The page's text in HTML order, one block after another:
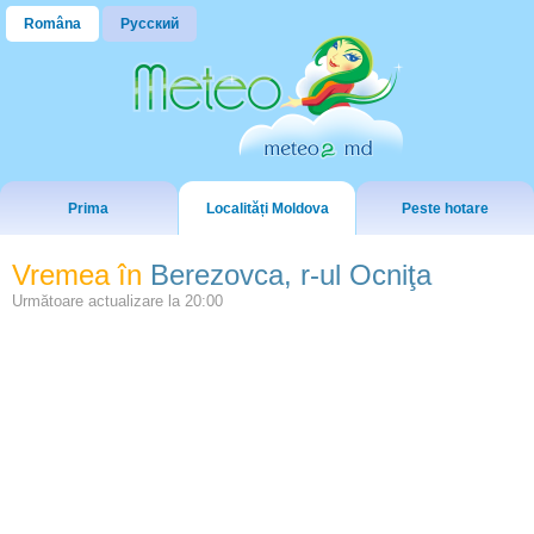
Româna Русский
Prima Localități Moldova Peste hotare
Vremea în Berezovca, r-ul Ocniţa
Următoare actualizare la 20:00